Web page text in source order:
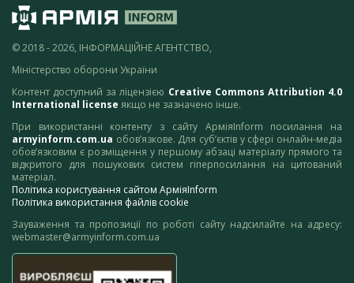
© 2018 - 2026, ІНФОРМАЦІЙНЕ АГЕНТСТВО,
Міністерство оборони України
Контент доступний за ліцензією Creative Commons Attribution 4.0
International license якщо не зазначено інше.
При використанні контенту з сайту АрміяInform посилання на
armyinform.com.ua обов’язкове. Для суб’єктів у сфері онлайн-медіа
обов’язковим є розміщення у першому абзаці матеріалу прямого та
відкритого для пошукових систем гіперпосилання на цитований
матеріал.
Політика користування сайтом АрміяInform
Політика використання файлів cookie
Зауваження та пропозиції по роботі сайту надсилайте на адресу:
webmaster@armyinform.com.ua